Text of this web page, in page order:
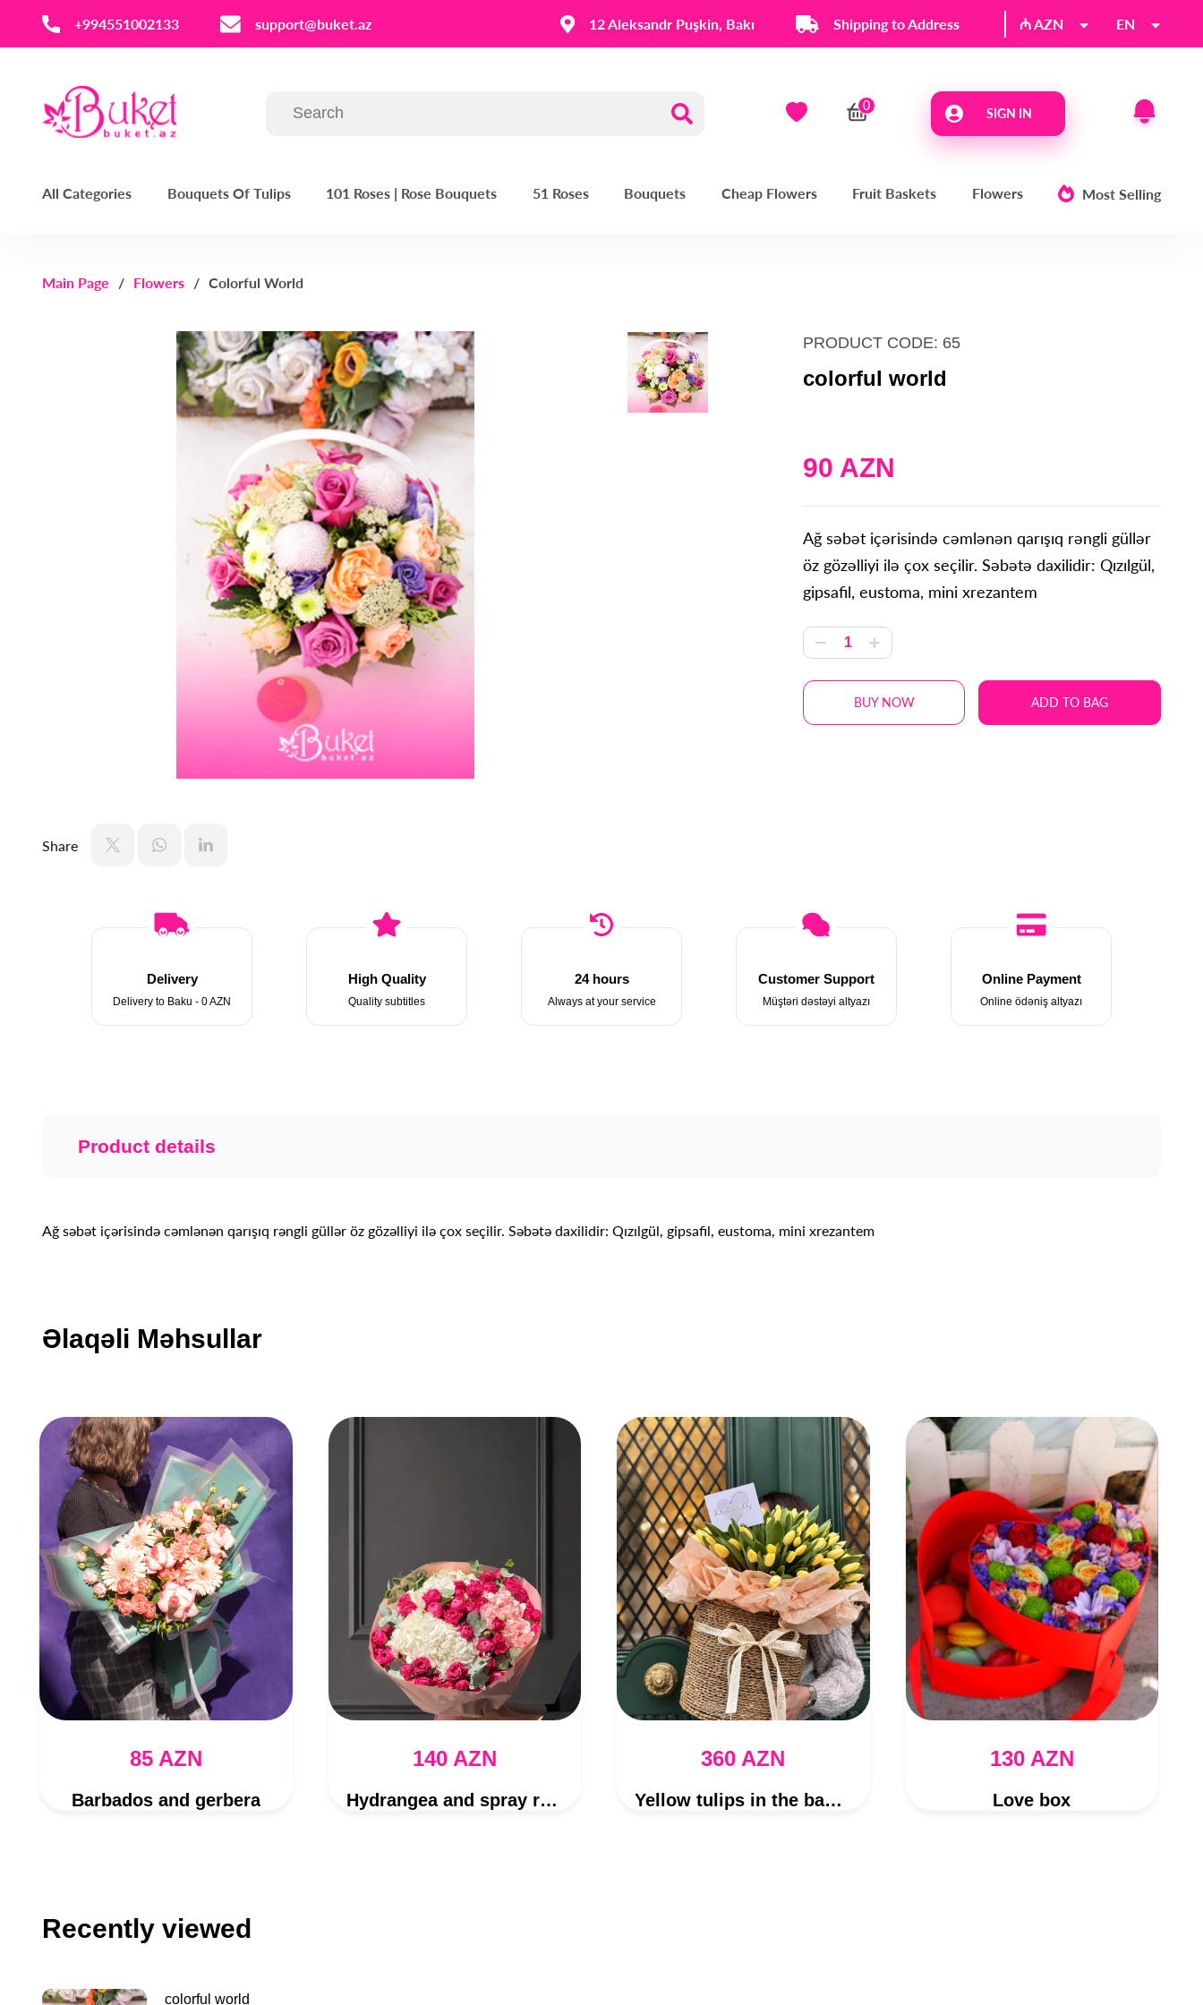
‪+994551002133‬ support@buket.az 12 Aleksandr Puşkin, Bakı Shipping to Address ₼ AZN EN
SIGN IN
All Categories Bouquets Of Tulips 101 Roses | Rose Bouquets 51 Roses Bouquets Cheap Flowers Fruit Baskets Flowers Most Selling
Main Page Flowers Colorful World
Share
PRODUCT CODE: 65
colorful world
90 AZN
Ağ səbət içərisində cəmlənən qarışıq rəngli güllər
öz gözəlliyi ilə çox seçilir. Səbətə daxilidir: Qızılgül,
gipsafil, eustoma, mini xrezantem
BUY NOW ADD TO BAG
Delivery
Delivery to Baku - 0 AZN
High Quality
Quality subtitles
24 hours
Always at your service
Customer Support
Müştəri dəstəyi altyazı
Online Payment
Online ödəniş altyazı
Product details
Ağ səbət içərisində cəmlənən qarışıq rəngli güllər öz gözəlliyi ilə çox seçilir. Səbətə daxilidir: Qızılgül, gipsafil, eustoma, mini xrezantem
Əlaqəli Məhsullar
85 AZN
Barbados and gerbera
140 AZN
Hydrangea and spray roses bouquet
360 AZN
Yellow tulips in the basket
130 AZN
Love box
Recently viewed
colorful world